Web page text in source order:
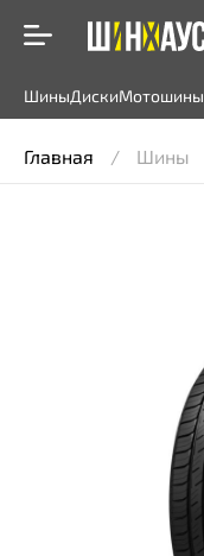
ШиныДискиМотошины
Главная Шины